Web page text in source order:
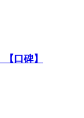
【口碑】